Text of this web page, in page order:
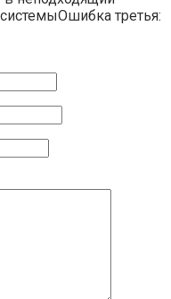
третья: